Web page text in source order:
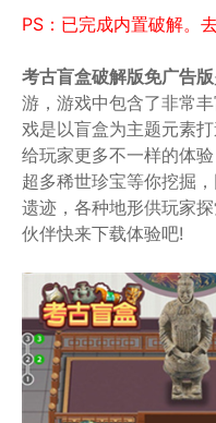
PS：已完成内置破解。
考古盲盒破解版免广告版
游，游戏中包含了非常
戏是以盲盒为主题元素
给玩家更多不一样的体
超多稀世珍宝等你挖掘
遗迹，各种地形供玩家
伙伴快来下载体验吧!